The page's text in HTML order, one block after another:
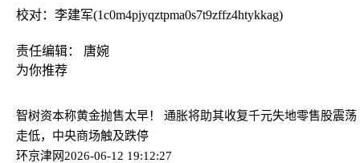
校对：李建军(1c0m4pjyqztpma0s7t9zffz4htykkag)
责任编辑： 唐婉
为你推荐
智树资本称黄金抛售太早！ 通胀将助其收复千元失地零售股震荡
走低，中央商场触及跌停
环京津网2026-06-12 19:12:27